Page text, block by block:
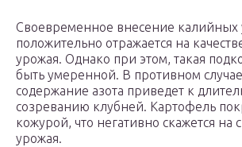
Своевременное внесение калийных
положительно отражается на
урожая. Однако при этом, такая
быть умеренной. В противном
содержание азота приведет к
созреванию клубней. Картофель
кожурой, что негативно скажется на
урожая.